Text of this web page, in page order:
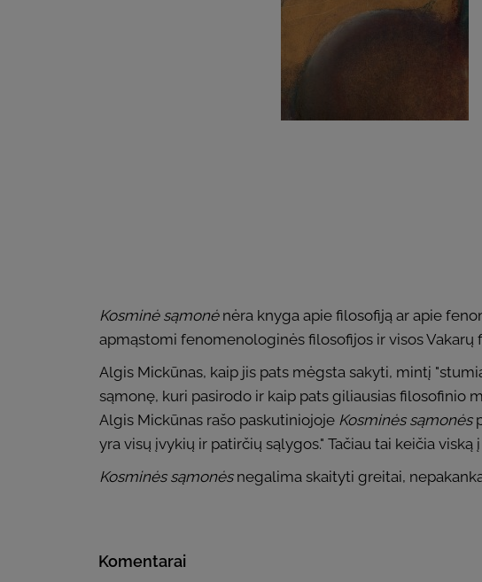
Kosminė sąmonėnėra knyga apie filosofiją ar apie
apmąstomi fenomenologinės filosofijos ir visos Vakarų
Algis Mickūnas, kaip jis pats mėgsta sakyti, mintį
sąmonę, kuri pasirodo ir kaip pats giliausias filosofinio
Algis Mickūnas rašo paskutiniojoje Kosminės sąmonės
yra visų įvykių ir patirčių sąlygos." Tačiau tai keičia viską
Kosminės sąmonėsnegalima skaityti greitai,
Komentarai